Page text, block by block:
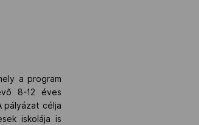
a program
8-12 éves
pályázat célja
iskolája is